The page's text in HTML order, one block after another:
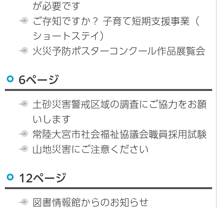
が必要です
ご存知ですか？ 子育て短期支援事業（
ショートステイ）
火災予防ポスターコンクール作品展覧会
6ページ
土砂災害警戒区域の調査にご協力をお願
いします
常陸大宮市社会福祉協議会職員採用試験
山地災害にご注意ください
12ページ
図書情報館からのお知らせ